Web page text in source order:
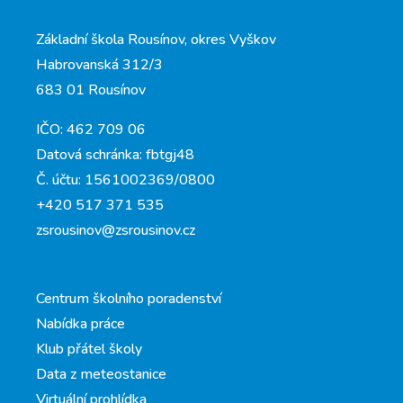
Základní škola Rousínov, okres Vyškov
Habrovanská 312/3
683 01 Rousínov
IČO: 462 709 06
Datová schránka: fbtgj48
Č. účtu: 1561002369/0800
+420 517 371 535
zsrousinov@zsrousinov.cz
Centrum školního poradenství
Nabídka práce
Klub přátel školy
Data z meteostanice